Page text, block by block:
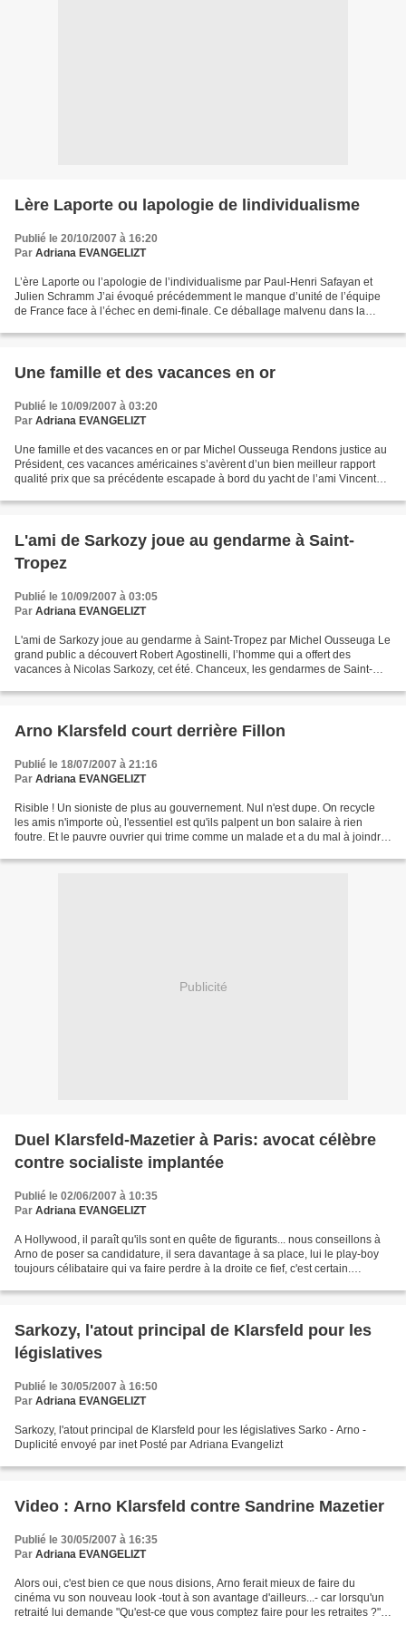
Lère Laporte ou lapologie de lindividualisme
Publié le 20/10/2007 à 16:20
Par Adriana EVANGELIZT
L’ère Laporte ou l’apologie de l’individualisme par Paul-Henri Safayan et
Julien Schramm J’ai évoqué précédemment le manque d’unité de l’équipe
de France face à l’échec en demi-finale. Ce déballage malvenu dans la
Une famille et des vacances en or
Publié le 10/09/2007 à 03:20
Par Adriana EVANGELIZT
Une famille et des vacances en or par Michel Ousseuga Rendons justice au
Président, ces vacances américaines s’avèrent d’un bien meilleur rapport
qualité prix que sa précédente escapade à bord du yacht de l’ami Vincent
L'ami de Sarkozy joue au gendarme à Saint-
Tropez
Publié le 10/09/2007 à 03:05
Par Adriana EVANGELIZT
L'ami de Sarkozy joue au gendarme à Saint-Tropez par Michel Ousseuga Le
grand public a découvert Robert Agostinelli, l’homme qui a offert des
vacances à Nicolas Sarkozy, cet été. Chanceux, les gendarmes de Saint-
Arno Klarsfeld court derrière Fillon
Publié le 18/07/2007 à 21:16
Par Adriana EVANGELIZT
Risible ! Un sioniste de plus au gouvernement. Nul n'est dupe. On recycle
les amis n'importe où, l'essentiel est qu'ils palpent un bon salaire à rien
foutre. Et le pauvre ouvrier qui trime comme un malade et a du mal à joindre
Publicité
Duel Klarsfeld-Mazetier à Paris: avocat célèbre
contre socialiste implantée
Publié le 02/06/2007 à 10:35
Par Adriana EVANGELIZT
A Hollywood, il paraît qu'ils sont en quête de figurants... nous conseillons à
Arno de poser sa candidature, il sera davantage à sa place, lui le play-boy
toujours célibataire qui va faire perdre à la droite ce fief, c'est certain.
Sarkozy, l'atout principal de Klarsfeld pour les
législatives
Publié le 30/05/2007 à 16:50
Par Adriana EVANGELIZT
Sarkozy, l'atout principal de Klarsfeld pour les législatives Sarko - Arno -
Duplicité envoyé par inet Posté par Adriana Evangelizt
Video : Arno Klarsfeld contre Sandrine Mazetier
Publié le 30/05/2007 à 16:35
Par Adriana EVANGELIZT
Alors oui, c'est bien ce que nous disions, Arno ferait mieux de faire du
cinéma vu son nouveau look -tout à son avantage d'ailleurs...- car lorsqu'un
retraité lui demande "Qu'est-ce que vous comptez faire pour les retraites ?", il